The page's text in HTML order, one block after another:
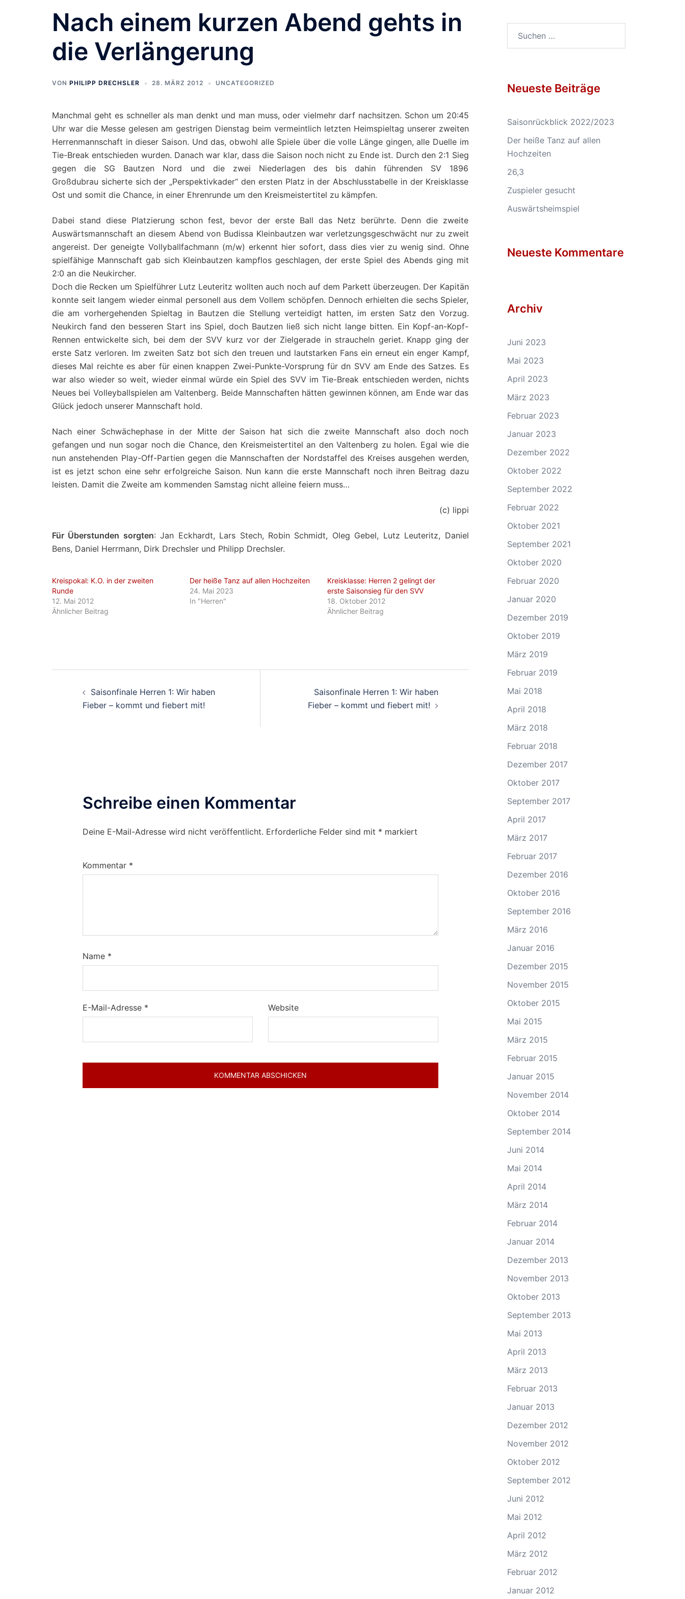
Nach einem kurzen Abend gehts in
die Verlängerung
VON PHILIPP DRECHSLER 28. MÄRZ 2012 UNCATEGORIZED
Manchmal geht es schneller als man denkt und man muss, oder vielmehr darf nachsitzen. Schon um 20:45
Uhr war die Messe gelesen am gestrigen Dienstag beim vermeintlich letzten Heimspieltag unserer zweiten
Herrenmannschaft in dieser Saison. Und das, obwohl alle Spiele über die volle Länge gingen, alle Duelle im
Tie-Break entschieden wurden. Danach war klar, dass die Saison noch nicht zu Ende ist. Durch den 2:1 Sieg
gegen die SG Bautzen Nord und die zwei Niederlagen des bis dahin führenden SV 1896
Großdubrau sicherte sich der „Perspektivkader“ den ersten Platz in der Abschlusstabelle in der Kreisklasse
Ost und somit die Chance, in einer Ehrenrunde um den Kreismeistertitel zu kämpfen.
Dabei stand diese Platzierung schon fest, bevor der erste Ball das Netz berührte. Denn die zweite
Auswärtsmannschaft an diesem Abend von Budissa Kleinbautzen war verletzungsgeschwächt nur zu zweit
angereist. Der geneigte Vollyballfachmann (m/w) erkennt hier sofort, dass dies vier zu wenig sind. Ohne
spielfähige Mannschaft gab sich Kleinbautzen kampflos geschlagen, der erste Spiel des Abends ging mit
2:0 an die Neukircher.
Doch die Recken um Spielführer Lutz Leuteritz wollten auch noch auf dem Parkett überzeugen. Der Kapitän
konnte seit langem wieder einmal personell aus dem Vollem schöpfen. Dennoch erhielten die sechs Spieler,
die am vorhergehenden Spieltag in Bautzen die Stellung verteidigt hatten, im ersten Satz den Vorzug.
Neukirch fand den besseren Start ins Spiel, doch Bautzen ließ sich nicht lange bitten. Ein Kopf-an-Kopf-
Rennen entwickelte sich, bei dem der SVV kurz vor der Zielgerade in straucheln geriet. Knapp ging der
erste Satz verloren. Im zweiten Satz bot sich den treuen und lautstarken Fans ein erneut ein enger Kampf,
dieses Mal reichte es aber für einen knappen Zwei-Punkte-Vorsprung für dn SVV am Ende des Satzes. Es
war also wieder so weit, wieder einmal würde ein Spiel des SVV im Tie-Break entschieden werden, nichts
Neues bei Volleyballspielen am Valtenberg. Beide Mannschaften hätten gewinnen können, am Ende war das
Glück jedoch unserer Mannschaft hold.
Nach einer Schwächephase in der Mitte der Saison hat sich die zweite Mannschaft also doch noch
gefangen und nun sogar noch die Chance, den Kreismeistertitel an den Valtenberg zu holen. Egal wie die
nun anstehenden Play-Off-Partien gegen die Mannschaften der Nordstaffel des Kreises ausgehen werden,
ist es jetzt schon eine sehr erfolgreiche Saison. Nun kann die erste Mannschaft noch ihren Beitrag dazu
leisten. Damit die Zweite am kommenden Samstag nicht alleine feiern muss…
(c) lippi
Für Überstunden sorgten: Jan Eckhardt, Lars Stech, Robin Schmidt, Oleg Gebel, Lutz Leuteritz, Daniel
Bens, Daniel Herrmann, Dirk Drechsler und Philipp Drechsler.
Kreispokal: K.O. in der zweiten
Runde
12. Mai 2012
Ähnlicher Beitrag
Der heiße Tanz auf allen Hochzeiten
24. Mai 2023
In "Herren"
Kreisklasse: Herren 2 gelingt der
erste Saisonsieg für den SVV
18. Oktober 2012
Ähnlicher Beitrag
Beitragsnavigation
Saisonfinale Herren 1: Wir haben
Fieber – kommt und fiebert mit!
Saisonfinale Herren 1: Wir haben
Fieber – kommt und fiebert mit!
Schreibe einen Kommentar
Deine E-Mail-Adresse wird nicht veröffentlicht. Erforderliche Felder sind mit * markiert
Kommentar *
Name *
E-Mail-Adresse * Website
Neueste Beiträge
Saisonrückblick 2022/2023
Der heiße Tanz auf allen
Hochzeiten
26,3
Zuspieler gesucht
Auswärtsheimspiel
Neueste Kommentare
Archiv
Juni 2023
Mai 2023
April 2023
März 2023
Februar 2023
Januar 2023
Dezember 2022
Oktober 2022
September 2022
Februar 2022
Oktober 2021
September 2021
Oktober 2020
Februar 2020
Januar 2020
Dezember 2019
Oktober 2019
März 2019
Februar 2019
Mai 2018
April 2018
März 2018
Februar 2018
Dezember 2017
Oktober 2017
September 2017
April 2017
März 2017
Februar 2017
Dezember 2016
Oktober 2016
September 2016
März 2016
Januar 2016
Dezember 2015
November 2015
Oktober 2015
Mai 2015
März 2015
Februar 2015
Januar 2015
November 2014
Oktober 2014
September 2014
Juni 2014
Mai 2014
April 2014
März 2014
Februar 2014
Januar 2014
Dezember 2013
November 2013
Oktober 2013
September 2013
Mai 2013
April 2013
März 2013
Februar 2013
Januar 2013
Dezember 2012
November 2012
Oktober 2012
September 2012
Juni 2012
Mai 2012
April 2012
März 2012
Februar 2012
Januar 2012